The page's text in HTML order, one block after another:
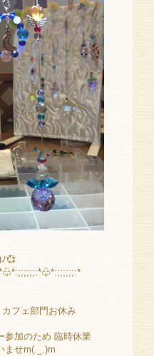
💞
フェ部門お休み
参加のため 臨時休業
ませm(._.)m